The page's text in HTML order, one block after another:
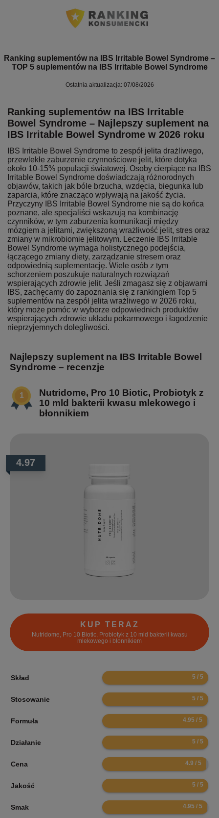
Ranking suplementów na IBS Irritable Bowel Syndrome –
TOP 5 suplementów na IBS Irritable Bowel Syndrome
Ostatnia aktualizacja: 07/08/2026
Ranking suplementów na IBS Irritable
Bowel Syndrome – Najlepszy suplement na
IBS Irritable Bowel Syndrome w 2026 roku
IBS Irritable Bowel Syndrome to zespół jelita drażliwego,
przewlekłe zaburzenie czynnościowe jelit, które dotyka
około 10-15% populacji światowej. Osoby cierpiące na IBS
Irritable Bowel Syndrome doświadczają różnorodnych
objawów, takich jak bóle brzucha, wzdęcia, biegunka lub
zaparcia, które znacząco wpływają na jakość życia.
Przyczyny IBS Irritable Bowel Syndrome nie są do końca
poznane, ale specjaliści wskazują na kombinację
czynników, w tym zaburzenia komunikacji między
mózgiem a jelitami, zwiększoną wrażliwość jelit, stres oraz
zmiany w mikrobiomie jelitowym. Leczenie IBS Irritable
Bowel Syndrome wymaga holistycznego podejścia,
łączącego zmiany diety, zarządzanie stresem oraz
odpowiednią suplementację. Wiele osób z tym
schorzeniem poszukuje naturalnych rozwiązań
wspierających zdrowie jelit. Jeśli zmagasz się z objawami
IBS, zachęcamy do zapoznania się z rankingiem Top 5
suplementów na zespół jelita wrażliwego w 2026 roku,
który może pomóc w wyborze odpowiednich produktów
wspierających zdrowie układu pokarmowego i łagodzenie
nieprzyjemnych dolegliwości.
Najlepszy suplement na IBS Irritable Bowel
Syndrome – recenzje
Nutridome, Pro 10 Biotic, Probiotyk z
10 mld bakterii kwasu mlekowego i
błonnikiem
4.97
KUP TERAZ
Nutridome, Pro 10 Biotic, Probiotyk z 10 mld bakterii kwasu
mlekowego i błonnikiem
Skład 10
Stosowanie 10
Formuła 9.9
Działanie 10
Cena 9.8
Jakość 10
Smak 9.9